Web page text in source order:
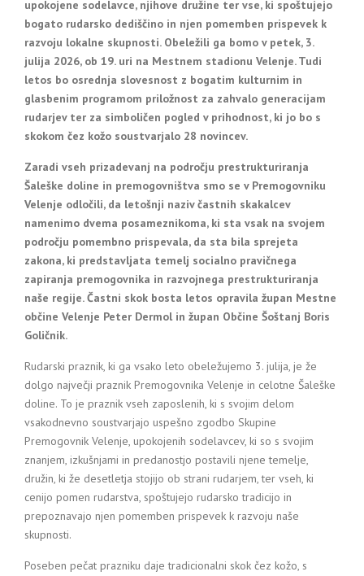
upokojene sodelavce, njihove družine ter vse, ki spoštujejo
bogato rudarsko dediščino in njen pomemben prispevek k
razvoju lokalne skupnosti. Obeležili ga bomo v petek, 3.
julija 2026, ob 19. uri na Mestnem stadionu Velenje. Tudi
letos bo osrednja slovesnost z bogatim kulturnim in
glasbenim programom priložnost za zahvalo generacijam
rudarjev ter za simboličen pogled v prihodnost, ki jo bo s
skokom čez kožo soustvarjalo 28 novincev.
Zaradi vseh prizadevanj na področju prestrukturiranja
Šaleške doline in premogovništva smo se v Premogovniku
Velenje odločili, da letošnji naziv častnih skakalcev
namenimo dvema posameznikoma, ki sta vsak na svojem
področju pomembno prispevala, da sta bila sprejeta
zakona, ki predstavljata temelj socialno pravičnega
zapiranja premogovnika in razvojnega prestrukturiranja
naše regije. Častni skok bosta letos opravila župan Mestne
občine Velenje Peter Dermol in župan Občine Šoštanj Boris
Goličnik.
Rudarski praznik, ki ga vsako leto obeležujemo 3. julija, je že
dolgo največji praznik Premogovnika Velenje in celotne Šaleške
doline. To je praznik vseh zaposlenih, ki s svojim delom
vsakodnevno soustvarjajo uspešno zgodbo Skupine
Premogovnik Velenje, upokojenih sodelavcev, ki so s svojim
znanjem, izkušnjami in predanostjo postavili njene temelje,
družin, ki že desetletja stojijo ob strani rudarjem, ter vseh, ki
cenijo pomen rudarstva, spoštujejo rudarsko tradicijo in
prepoznavajo njen pomemben prispevek k razvoju naše
skupnosti.
Poseben pečat prazniku daje tradicionalni skok čez kožo, s